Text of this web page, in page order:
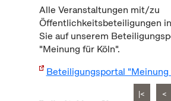
Alle Veranstaltungen mit/zu
Öffentlichkeitsbeteiligungen
Sie auf unserem
"Meinung für Köln".
Beteiligungsportal "Meinung
|< <